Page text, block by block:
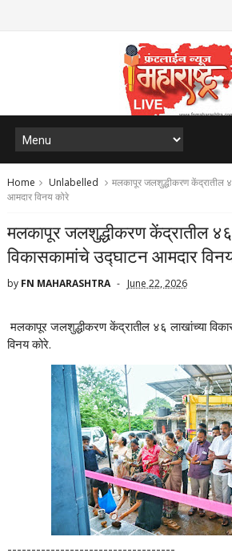
Home Unlabelled
मलकापूर जलशुद्धीकरण केंद्रातील
आमदार विनय कोरे
मलकापूर जलशुद्धीकरण केंद्रातील ४६
विकासकामांचे उद्घाटन आमदार
by FN MAHARASHTRA June 22, 2026
मलकापूर जलशुद्धीकरण केंद्रातील ४६ लाखांच्या
विनय कोरे.
-----------------------------------